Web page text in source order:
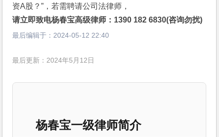
资A股？”，若需聘请公司法律师，
请立即致电杨春宝高级律师：1390 182 6830(咨询勿扰)
最后编辑于： 2024-05-12 22:40
最后更新：2024年5月12日
杨春宝一级律师简介